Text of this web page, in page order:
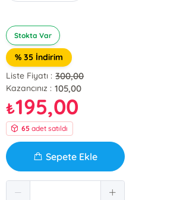
Stokta Var
% 35 İndirim
Liste Fiyatı : 300,00
Kazancınız : 105,00
₺195,00
65 adet satıldı
Sepete Ekle